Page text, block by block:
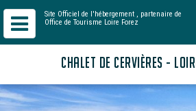
Site Officiel de l'hébergement , partenaire de
Office de Tourisme Loire Forez
CHALET DE CERVIÈRES -